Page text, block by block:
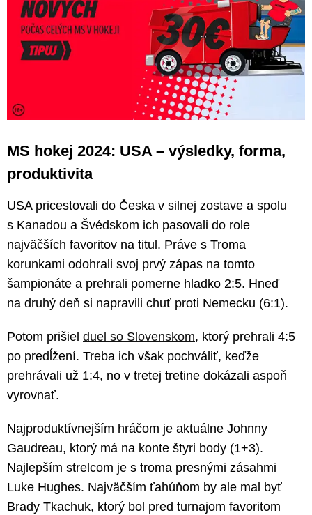
MS hokej 2024: USA – výsledky, forma,
produktivita
USA pricestovali do Česka v silnej zostave a spolu
s Kanadou a Švédskom ich pasovali do role
najväčších favoritov na titul. Práve s Troma
korunkami odohrali svoj prvý zápas na tomto
šampionáte a prehrali pomerne hladko 2:5. Hneď
na druhý deň si napravili chuť proti Nemecku (6:1).
Potom prišiel duel so Slovenskom, ktorý prehrali 4:5
po predĺžení. Treba ich však pochváliť, keďže
prehrávali už 1:4, no v tretej tretine dokázali aspoň
vyrovnať.
Najproduktívnejším hráčom je aktuálne Johnny
Gaudreau, ktorý má na konte štyri body (1+3).
Najlepším strelcom je s troma presnými zásahmi
Luke Hughes. Najväčším ťahúňom by ale mal byť
Brady Tkachuk, ktorý bol pred turnajom favoritom